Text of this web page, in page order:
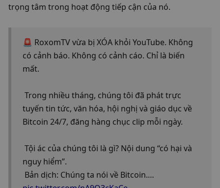
trọng tâm trong hoạt động tiếp cận của nó.
🚨 RoxomTV vừa bị XÓA khỏi YouTube. Không
có cảnh báo. Không có cảnh cáo. Chỉ là biến
mất.
tuyến tin tức, văn hóa, hội nghị và giáo dục về
Bitcoin 24/7, đăng hàng chục clip mỗi ngày.
nguy hiểm”.
Bản dịch: Chúng ta nói về Bitcoin.…